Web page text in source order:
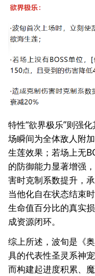
特性“欲界极乐”则强
场瞬间为全体敌人附
生莲效果；若场上无
的防御能力显著增强
害时克制系数提升，
当他化自在状态结束
生命值百分比的真实
成资源闭环。
综上所述，波旬是《
具的代表性圣灵系神
而构建起进度积累、